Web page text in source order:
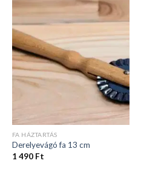
FA HÁZTARTÁS
Derelyevágó fa 13 cm
1 490 Ft